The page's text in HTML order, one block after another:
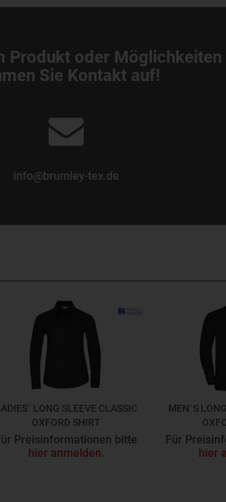
Produkt oder
Sie Kontakt auf!
info@brumley-tex.de
LONG SLEEVE CLASSIC
OXFORD SHIRT
Z932F
Preisinformationen bitte
hier anmelden.
MEN`S
Für
hier